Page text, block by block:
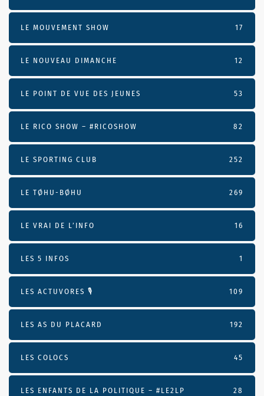
LE MOUVEMENT SHOW 17
LE NOUVEAU DIMANCHE 12
LE POINT DE VUE DES JEUNES 53
LE RICO SHOW – #RICOSHOW 82
LE SPORTING CLUB 252
LE TØHU-BØHU 269
LE VRAI DE L’INFO 16
LES 5 INFOS 1
LES ACTUVORES 🎙 109
LES AS DU PLACARD 192
LES COLOCS 45
LES ENFANTS DE LA POLITIQUE – #LE2LP 28